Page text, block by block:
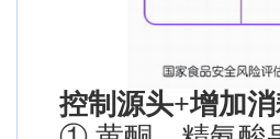
控制源头+增加